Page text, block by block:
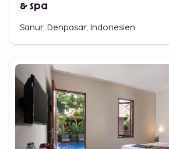
& Spa
Sanur, Denpasar, Indonesien